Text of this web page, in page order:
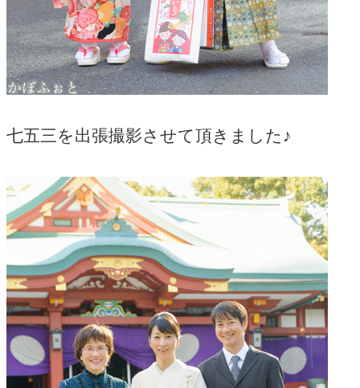
七五三を出張撮影させて頂きました♪